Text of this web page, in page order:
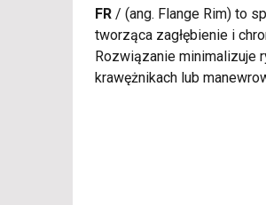
FR / (ang. Flange Rim) to
tworząca zagłębienie i
Rozwiązanie minimalizuje
krawężnikach lub